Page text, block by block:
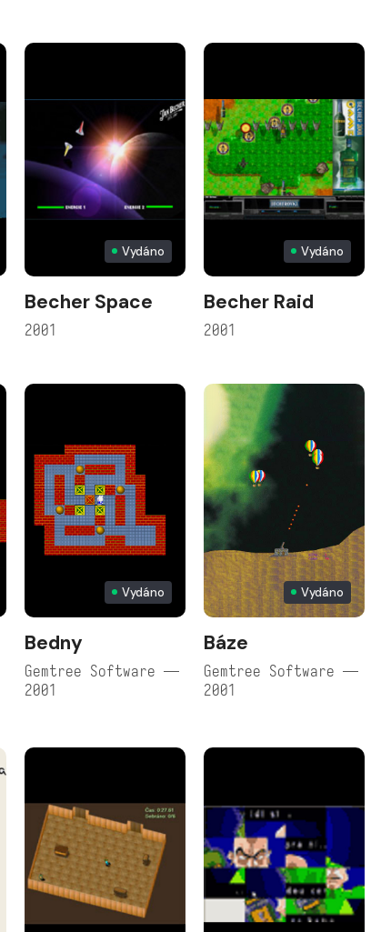
Vydáno
Becher Space
2001
Vydáno
Becher Raid
2001
Vydáno
Bedny
Gemtree Software —
2001
Vydáno
Báze
Gemtree Software —
2001